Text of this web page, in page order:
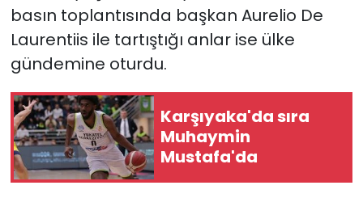
basın toplantısında başkan Aurelio De
Laurentiis ile tartıştığı anlar ise ülke
gündemine oturdu.
Karşıyaka'da sıra
Muhaymin
Mustafa'da
YEREL POLİTİKA
Yurt